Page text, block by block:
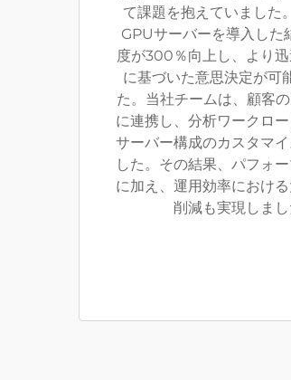
て課題を抱えていました
GPUサーバーを導入した
度が300％向上し、より
に基づいた意思決定が可
た。当社チームは、顧客
に連携し、分析ワークロ
サーバー構成のカスタマ
した。その結果、パフォ
に加え、運用効率におけ
削減も実現しまし